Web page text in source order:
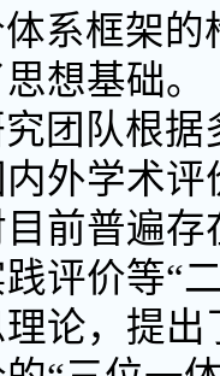
系框架的
想基础。
团队根据
外学术
前普遍存
评价等“
论，提